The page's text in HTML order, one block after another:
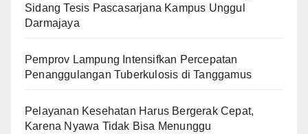
Sidang Tesis Pascasarjana Kampus Unggul
Darmajaya
Pemprov Lampung Intensifkan Percepatan
Penanggulangan Tuberkulosis di Tanggamus
Pelayanan Kesehatan Harus Bergerak Cepat,
Karena Nyawa Tidak Bisa Menunggu